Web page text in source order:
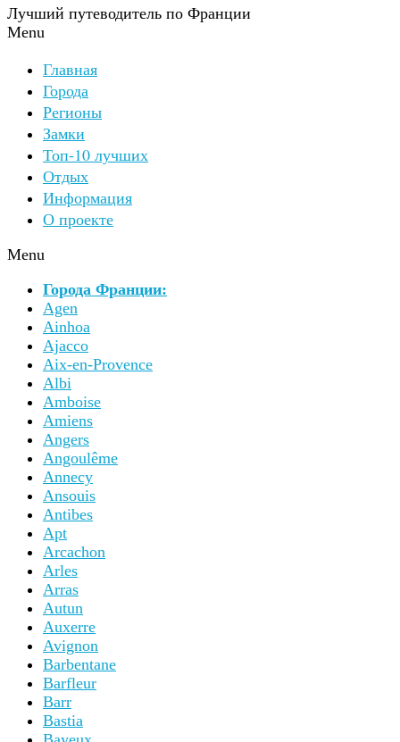
Лучший путеводитель по Франции
Menu
Главная
Города
Регионы
Замки
Топ-10 лучших
Отдых
Информация
О проекте
Menu
Города Франции:
Agen
Ainhoa
Ajacco
Aix-en-Provence
Albi
Amboise
Amiens
Angers
Angoulême
Annecy
Ansouis
Antibes
Apt
Arcachon
Arles
Arras
Autun
Auxerre
Avignon
Barbentane
Barfleur
Barr
Bastia